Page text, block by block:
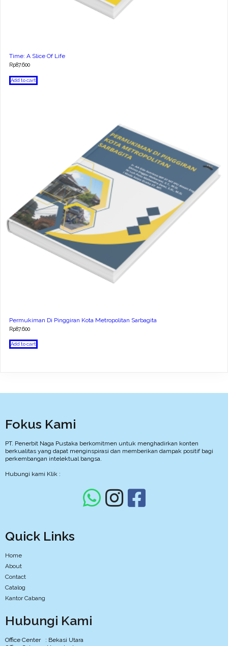
Time: A Slice Of Life
Rp87.600
Add to cart
Permukiman Di Pinggiran Kota Metropolitan Sarbagita
Rp87.600
Add to cart
Fokus Kami
PT. Penerbit Naga Pustaka berkomitmen untuk menghadirkan konten
berkualitas yang dapat menginspirasi dan memberikan dampak positif bagi
perkembangan intelektual bangsa.
Hubungi kami Klik :
Quick Links
Home
About
Contact
Catalog
Kantor Cabang
Hubungi Kami
Office Center : Bekasi Utara